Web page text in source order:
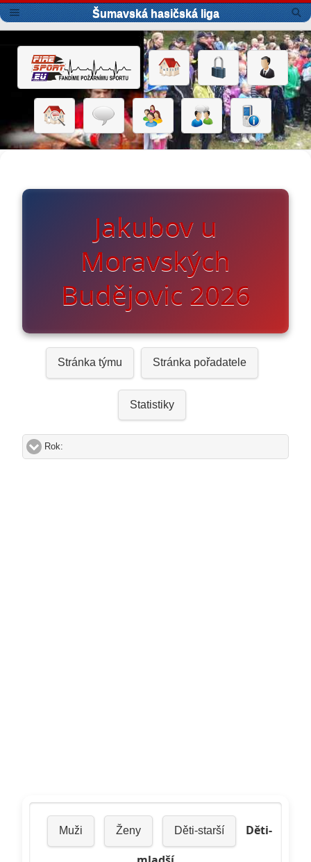
Šumavská hasičská liga
Jakubov u
Moravských
Budějovic 2026
Stránka týmu Stránka pořadatele
Statistiky
Rok:
Muži Ženy Děti-starší
Děti-